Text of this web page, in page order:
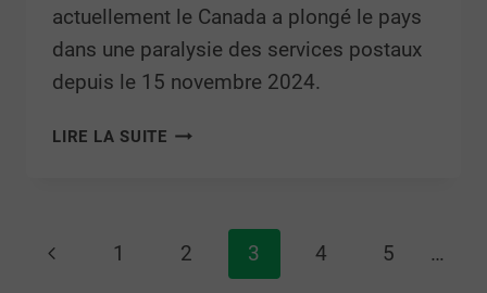
actuellement le Canada a plongé le pays
dans une paralysie des services postaux
depuis le 15 novembre 2024.
LIRE LA SUITE
1 2 3 4 5
…